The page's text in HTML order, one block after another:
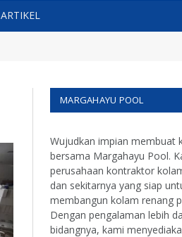
ARTIKEL
MARGAHAYU POOL
Wujudkan impian membuat
bersama Margahayu Pool.
perusahaan kontraktor
dan sekitarnya yang siap
membangun kolam renang
Dengan pengalaman lebih
bidangnya, kami